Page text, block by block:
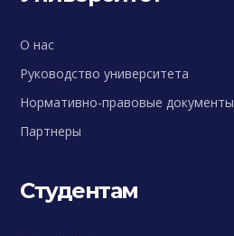
О нас
Руководство университета
Нормативно-правовые документы
Партнеры
Студентам